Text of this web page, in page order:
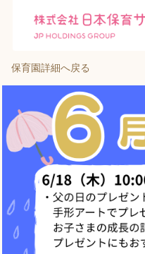
施設を探す
会社概要
保育園詳細へ戻る